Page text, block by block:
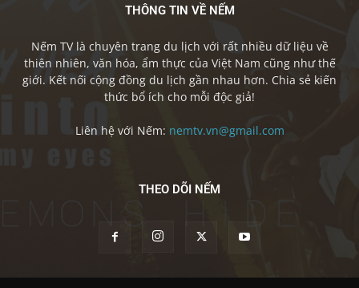
THÔNG TIN VỀ NẾM
Nếm TV là chuyên trang du lịch với rất nhiều dữ liệu về
thiên nhiên, văn hóa, ẩm thực của Việt Nam cũng như thế
giới. Kết nối cộng đồng du lịch gần nhau hơn. Chia sẻ kiến
thức bổ ích cho mỗi độc giả!
Liên hệ với Nếm: nemtv.vn@gmail.com
THEO DÕI NẾM